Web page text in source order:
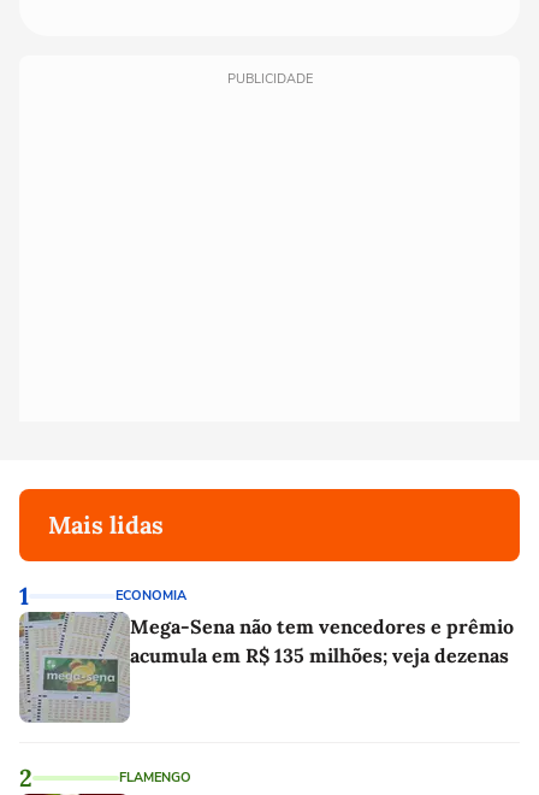
PUBLICIDADE
Mais lidas
1 ECONOMIA
Mega-Sena não tem vencedores e prêmio
acumula em R$ 135 milhões; veja dezenas
2 FLAMENGO